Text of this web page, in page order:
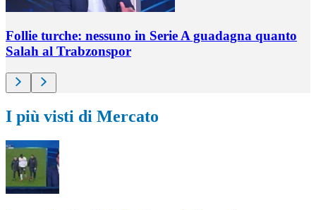
Follie turche: nessuno in Serie A guadagna quanto
Salah al Trabzonspor
I più visti di Mercato